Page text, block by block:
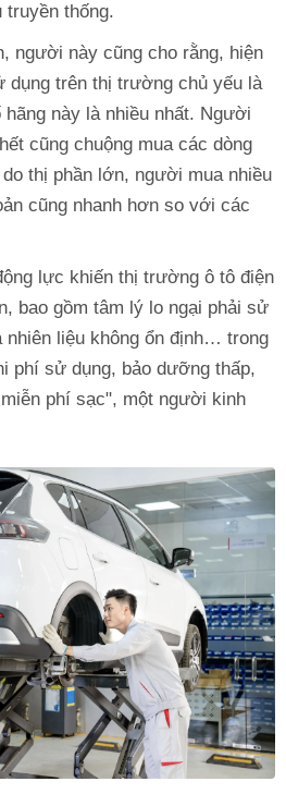
truyền thống.
người này cũng cho rằng, hiện
dụng trên thị trường chủ yếu là
này là nhiều nhất. Người
cũng chuộng mua các dòng
thị phần lớn, người mua nhiều
cũng nhanh hơn so với các
lực khiến thị trường ô tô điện
bao gồm tâm lý lo ngại phải sử
nhiên liệu không ổn định… trong
phí sử dụng, bảo dưỡng thấp,
phí sạc", một người kinh